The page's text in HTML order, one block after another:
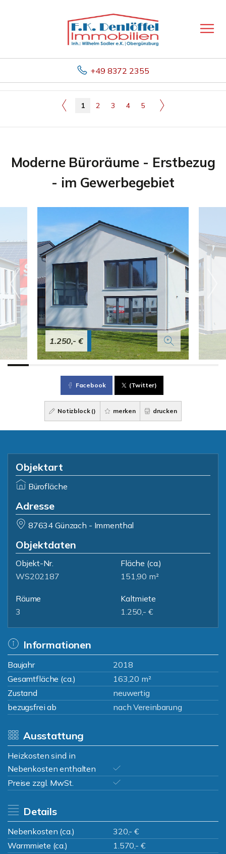
+49 8372 2355
1 2 3 4 5
Moderne Büroräume - Erstbezug
- im Gewerbegebiet
1.250,- €
Facebook (Twitter)
Notizblock () merken drucken
Objektart
Bürofläche
Adresse
87634 Günzach - Immenthal
Objektdaten
Objekt-Nr.
WS202187
Fläche (ca.)
151,90 m²
Räume
3
Kaltmiete
1.250,- €
Informationen
Baujahr
2018
Gesamtfläche (ca.)
163,20 m²
Zustand
neuwertig
bezugsfrei ab
nach Vereinbarung
Ausstattung
Heizkosten sind in
Nebenkosten enthalten
Preise zzgl. MwSt.
Details
Nebenkosten (ca.)
320,- €
Warmmiete (ca.)
1.570,- €